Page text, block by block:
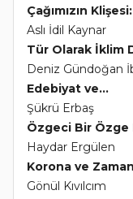
Çağımızın
Aslı İdil Kaynar
Tür Olarak İklim
Deniz Gündoğan
Edebiyat ve...
Şükrü Erbaş
Özgeci Bir Özge
Haydar Ergülen
Korona ve Zaman
Gönül Kıvılcım